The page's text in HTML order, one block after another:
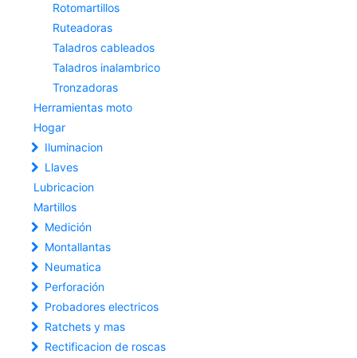
Rotomartillos
Ruteadoras
Taladros cableados
Taladros inalambrico
Tronzadoras
Herramientas moto
Hogar
Iluminacion
Llaves
Lubricacion
Martillos
Medición
Montallantas
Neumatica
Perforación
Probadores electricos
Ratchets y mas
Rectificacion de roscas